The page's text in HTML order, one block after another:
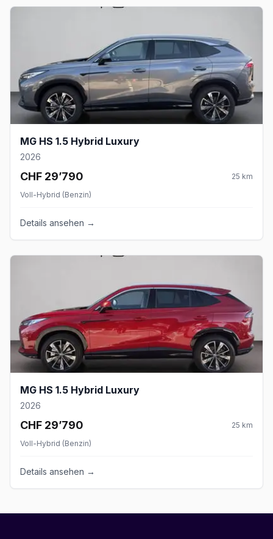
MG HS 1.5 Hybrid Luxury
2026
CHF 29’790 25 km
Voll-Hybrid (Benzin)
Details ansehen →
MG HS 1.5 Hybrid Luxury
2026
CHF 29’790 25 km
Voll-Hybrid (Benzin)
Details ansehen →